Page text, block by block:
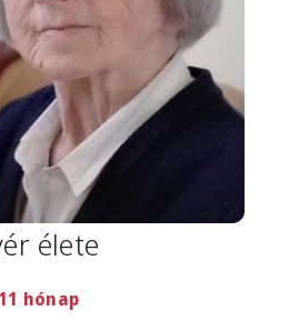
élete
hónap